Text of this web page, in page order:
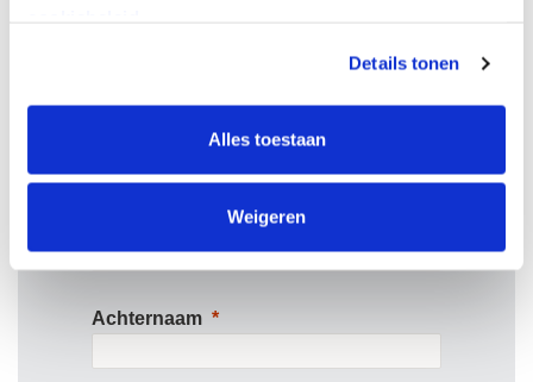
Details tonen
Alles toestaan
Weigeren
of maak gebruik
van het contactformulier.
Achternaam